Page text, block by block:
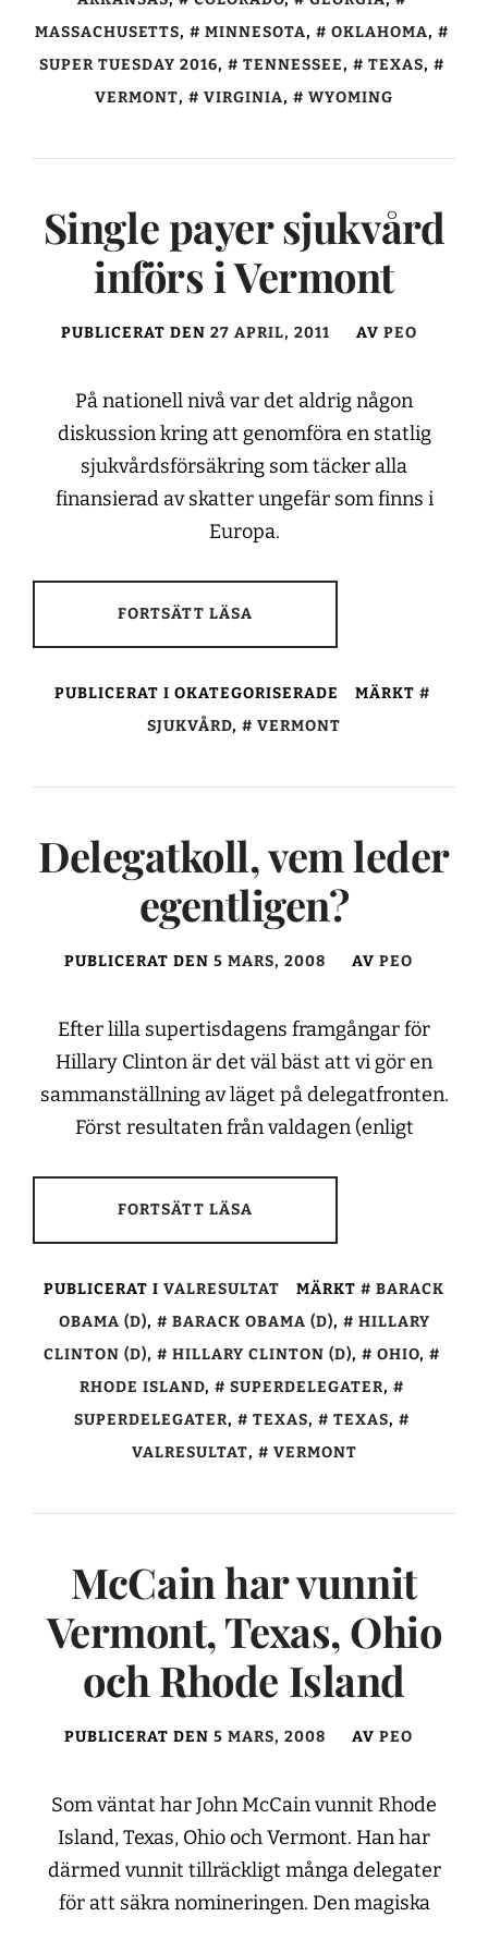
MASSACHUSETTS, MINNESOTA, OKLAHOMA,
SUPER TUESDAY 2016, TENNESSEE, TEXAS,
VERMONT, VIRGINIA, WYOMING
Single payer sjukvård
införs i Vermont
PUBLICERAT DEN 27 APRIL, 2011 AV PEO
På nationell nivå var det aldrig någon
diskussion kring att genomföra en statlig
sjukvårdsförsäkring som täcker alla
finansierad av skatter ungefär som finns i
Europa.
FORTSÄTT LÄSA
PUBLICERAT I OKATEGORISERADE
MÄRKT
SJUKVÅRD, VERMONT
Delegatkoll, vem leder
egentligen?
PUBLICERAT DEN 5 MARS, 2008 AV PEO
Efter lilla supertisdagens framgångar för
Hillary Clinton är det väl bäst att vi gör en
sammanställning av läget på delegatfronten.
Först resultaten från valdagen (enligt
FORTSÄTT LÄSA
PUBLICERAT I VALRESULTAT MÄRKT
BARACK
OBAMA (D), BARACK OBAMA (D),
HILLARY
CLINTON (D), HILLARY CLINTON (D), OHIO,
RHODE ISLAND, SUPERDELEGATER,
SUPERDELEGATER, TEXAS, TEXAS,
VALRESULTAT, VERMONT
McCain har vunnit
Vermont, Texas, Ohio
och Rhode Island
PUBLICERAT DEN 5 MARS, 2008 AV PEO
Som väntat har John McCain vunnit Rhode
Island, Texas, Ohio och Vermont. Han har
därmed vunnit tillräckligt många delegater
för att säkra nomineringen. Den magiska